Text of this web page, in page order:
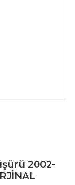
2002-